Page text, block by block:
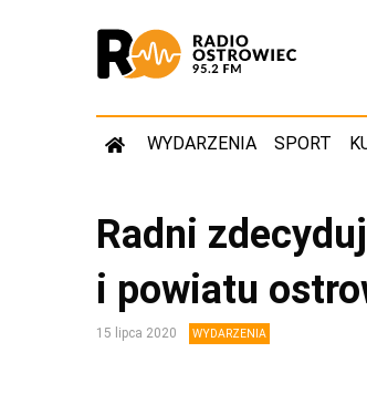
WYDARZENIA SPORT
Radni
i powiatu
15 lipca 2020 WYDARZENIA